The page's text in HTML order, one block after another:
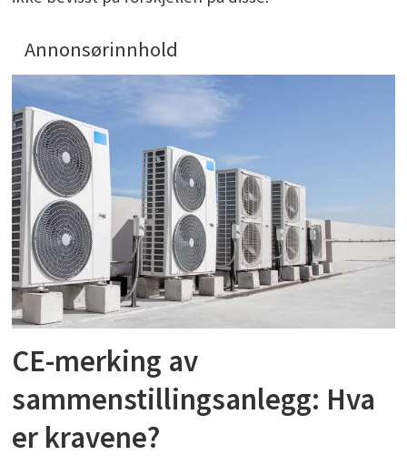
Annonsørinnhold
CE-merking av
sammenstillingsanlegg: Hva
er kravene?